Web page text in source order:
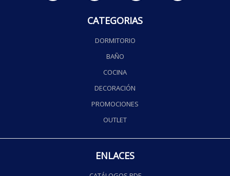
CATEGORIAS
DORMITORIO
BAÑO
COCINA
DECORACIÓN
PROMOCIONES
OUTLET
ENLACES